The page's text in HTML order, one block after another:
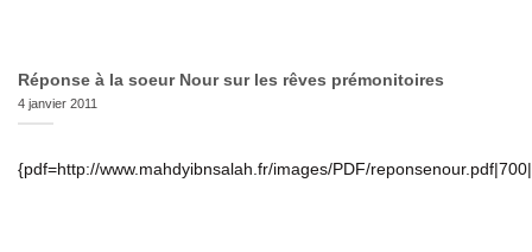
Réponse à la soeur Nour sur les rêves prémonitoires
4 janvier 2011
{pdf=http://www.mahdyibnsalah.fr/images/PDF/